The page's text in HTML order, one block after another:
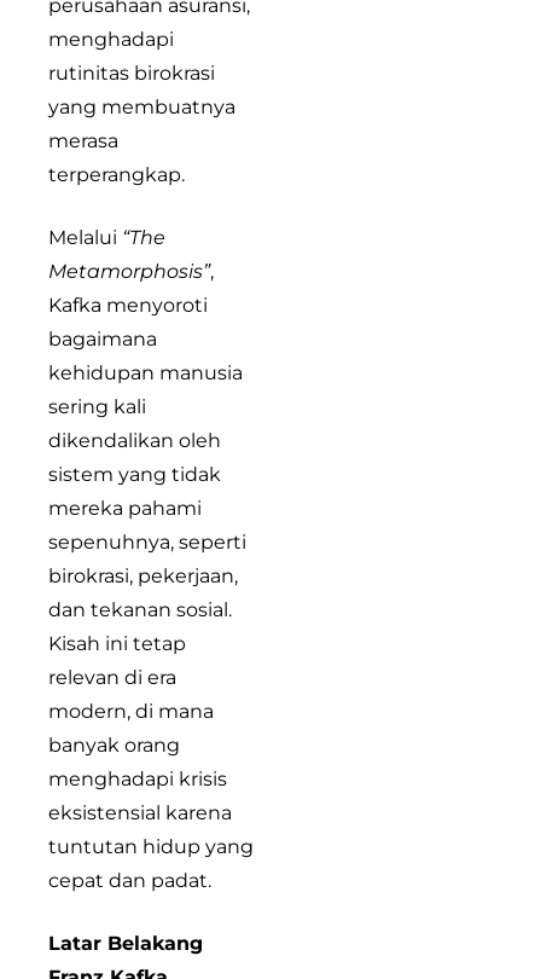
perusahaan asuransi,
menghadapi
rutinitas birokrasi
yang membuatnya
merasa
terperangkap.
Melalui “The
Metamorphosis”,
Kafka menyoroti
bagaimana
kehidupan manusia
sering kali
dikendalikan oleh
sistem yang tidak
mereka pahami
sepenuhnya, seperti
birokrasi, pekerjaan,
dan tekanan sosial.
Kisah ini tetap
relevan di era
modern, di mana
banyak orang
menghadapi krisis
eksistensial karena
tuntutan hidup yang
cepat dan padat.
Latar Belakang